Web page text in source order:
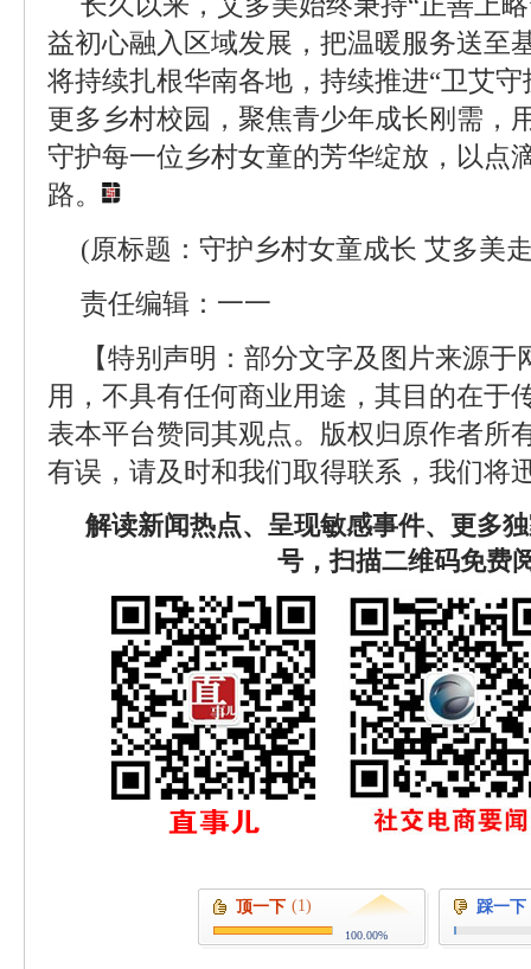
益初心融入区域发展，把温暖服务送至
将持续扎根华南各地，持续推进“卫艾
更多乡村校园，聚焦青少年成长刚需，
守护每一位乡村女童的芳华绽放，以点
路。
(原标题：守护乡村女童成长 艾多美
责任编辑：一一
【特别声明：部分文字及图片来源
用，不具有任何商业用途，其目的在于
表本平台赞同其观点。版权归原作者所
有误，请及时和我们取得联系，我们将
解读新闻热点、呈现敏感事件、更多
号，扫描二维码免费
顶一下 (1)
100.00%
踩一下